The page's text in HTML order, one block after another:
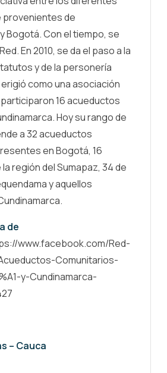
de
Bogotá. Con el tiempo, se
En 2010, se da el paso a la
y de la personería
como una asociación
16 acueductos
Hoy su rango de
a 32 acueductos
en Bogotá, 16
región del Sumapaz, 34 de
y aquellos
de
www.facebook.com/Red-
Comunitarios-
y-Cundinamarca-
– Cauca